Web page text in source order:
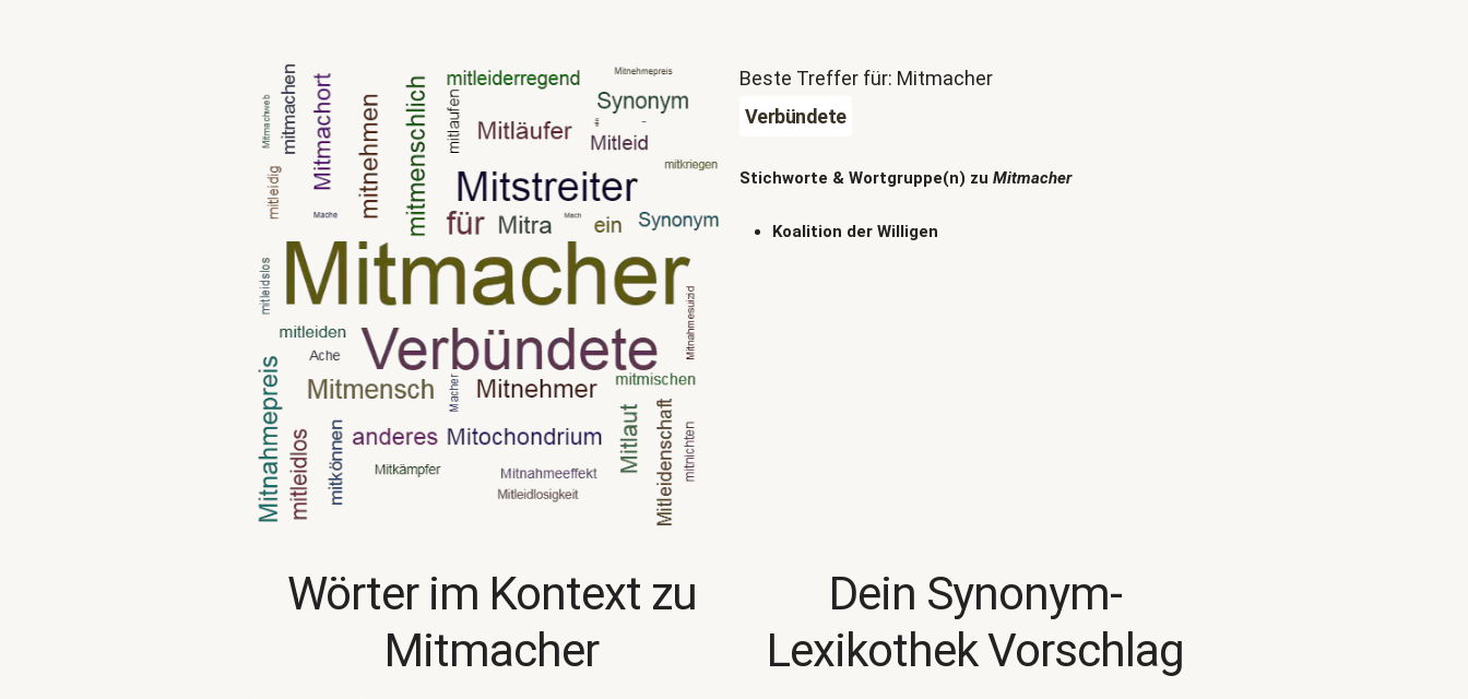
Beste Treffer für: Mitmacher
Verbündete
Stichworte & Wortgruppe(n) zu Mitmacher
Koalition der Willigen
Wörter im Kontext zu
Mitmacher
Dein Synonym-
Lexikothek Vorschlag